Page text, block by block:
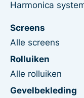
Harmonica
Screens
Alle screens
Rolluiken
Alle rolluiken
Gevelbekleding